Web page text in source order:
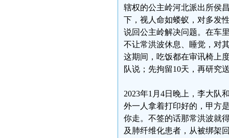
辖权的公主岭河北派出所侯
下，视人命如蝼蚁，对多发
说回公主岭解决问题。在车
不让常洪波休息、睡觉，对
这期间，吃饭都在审讯椅上
队说；先拘留10天，再研究
2023年1月4日晚上，李大队
外一人拿着打印好的，甲方
你走。不签的话那常洪波就
及肺纤维化患者，从被绑架